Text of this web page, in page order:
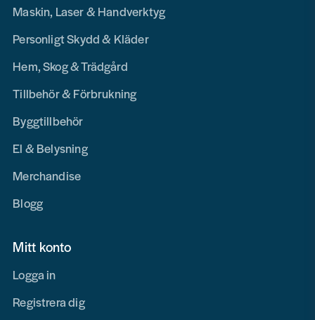
Maskin, Laser & Handverktyg
Personligt Skydd & Kläder
Hem, Skog & Trädgård
Tillbehör & Förbrukning
Byggtillbehör
El & Belysning
Merchandise
Blogg
Mitt konto
Logga in
Registrera dig